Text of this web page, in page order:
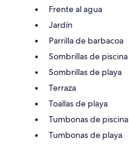
Frente al agua
Jardín
Parrilla de barbacoa
Sombrillas de piscina
Sombrillas de playa
Terraza
Toallas de playa
Tumbonas de piscina
Tumbonas de playa